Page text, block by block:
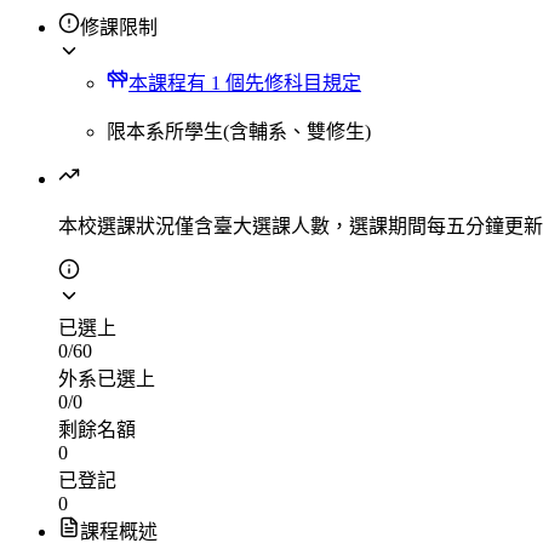
修課限制
本課程有 1 個先修科目規定
限本系所學生(含輔系、雙修生)
本校選課狀況僅含臺大選課人數，選課期間每五分鐘更
已選上
0/60
外系已選上
0/0
剩餘名額
0
已登記
0
課程概述